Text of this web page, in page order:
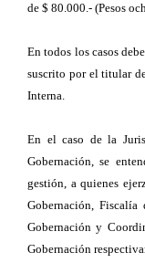
de $ 80.000.- (Pesos
En todos los casos
suscrito por el titular
Interna.
En el caso de la
Gobernación, se
gestión, a quienes
Gobernación,
Gobernación y
Gobernación